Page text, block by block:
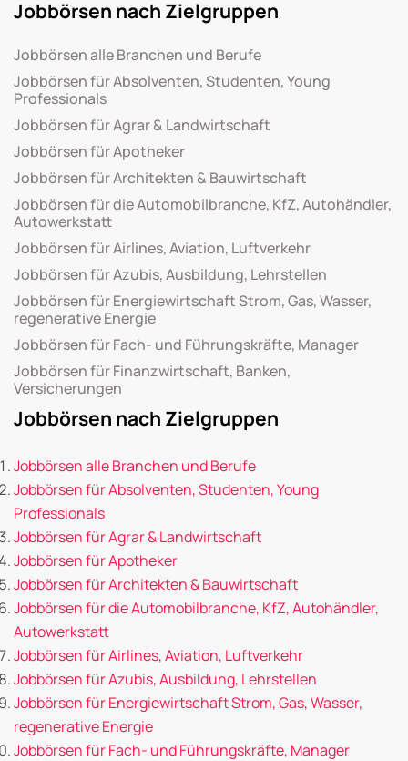
Jobbörsen nach Zielgruppen
Jobbörsen alle Branchen und Berufe
Jobbörsen für Absolventen, Studenten, Young
Professionals
Jobbörsen für Agrar & Landwirtschaft
Jobbörsen für Apotheker
Jobbörsen für Architekten & Bauwirtschaft
Jobbörsen für die Automobilbranche, KfZ, Autohändler,
Autowerkstatt
Jobbörsen für Airlines, Aviation, Luftverkehr
Jobbörsen für Azubis, Ausbildung, Lehrstellen
Jobbörsen für Energiewirtschaft Strom, Gas, Wasser,
regenerative Energie
Jobbörsen für Fach- und Führungskräfte, Manager
Jobbörsen für Finanzwirtschaft, Banken,
Versicherungen
Jobbörsen nach Zielgruppen
Jobbörsen alle Branchen und Berufe
Jobbörsen für Absolventen, Studenten, Young
Professionals
Jobbörsen für Agrar & Landwirtschaft
Jobbörsen für Apotheker
Jobbörsen für Architekten & Bauwirtschaft
Jobbörsen für die Automobilbranche, KfZ, Autohändler,
Autowerkstatt
Jobbörsen für Airlines, Aviation, Luftverkehr
Jobbörsen für Azubis, Ausbildung, Lehrstellen
Jobbörsen für Energiewirtschaft Strom, Gas, Wasser,
regenerative Energie
Jobbörsen für Fach- und Führungskräfte, Manager